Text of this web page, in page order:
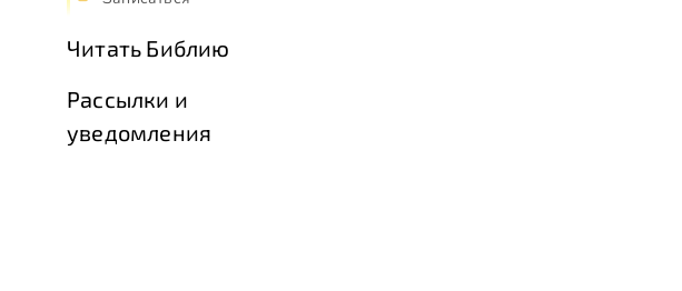
Читать Библию
Рассылки и
уведомления